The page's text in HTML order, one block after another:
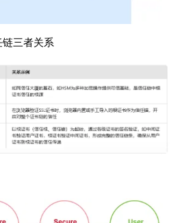
三者关系